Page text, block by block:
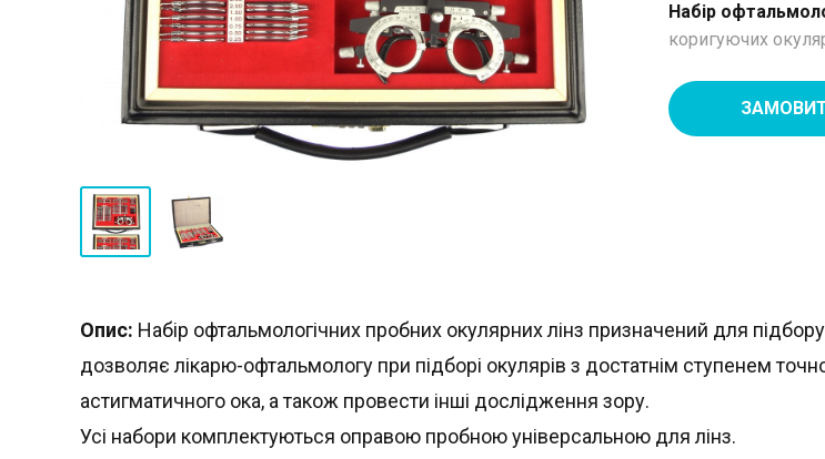
Набір
коригуючих
Опис: Набір офтальмологічних пробних окулярних лінз призначений для
дозволяє лікарю-офтальмологу при підборі окулярів з достатнім ступенем
астигматичного ока, а також провести інші дослідження зору.
Усі набори комплектуються оправою пробною універсальною для лінз.